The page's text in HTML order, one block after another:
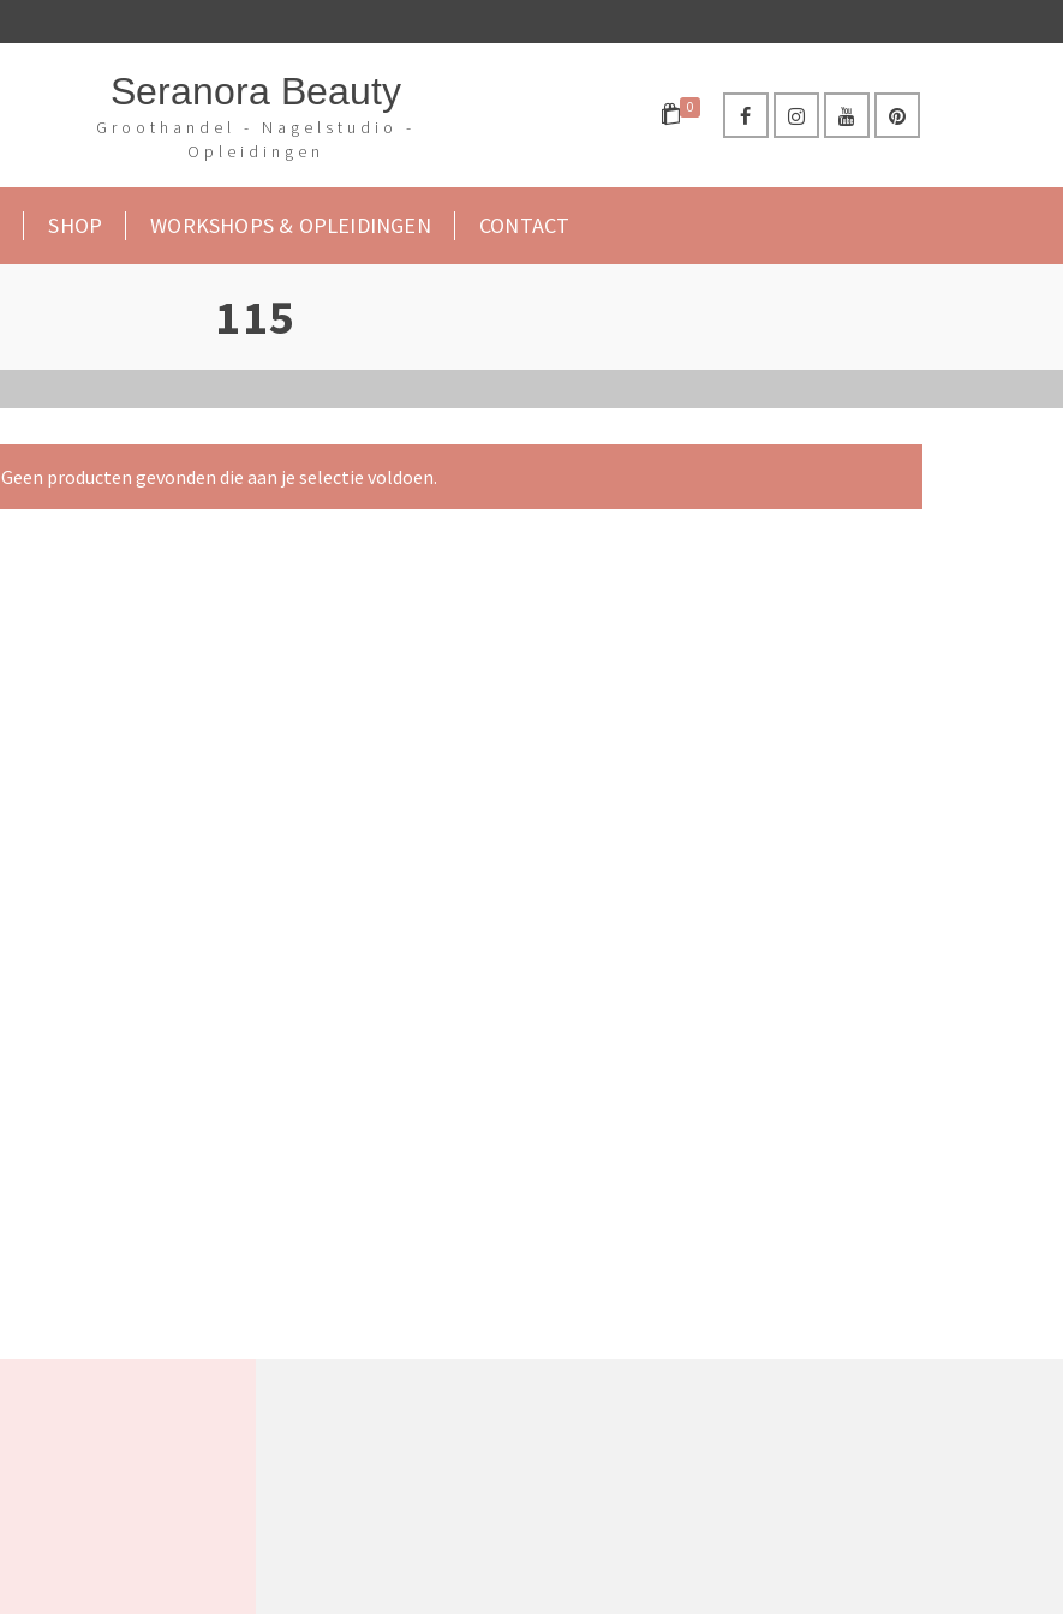
Seranora Beauty
Groothandel - Nagelstudio -
Opleidingen
0
SHOP WORKSHOPS & OPLEIDINGEN CONTACT
115
Geen producten gevonden die aan je selectie voldoen.